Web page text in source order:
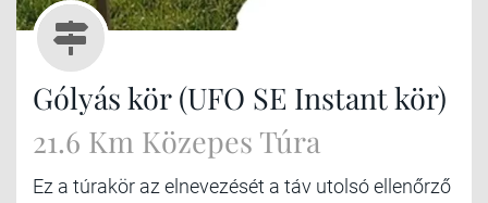
Gólyás kör (UFO SE Instant kör)
21.6 Km Közepes Túra
Ez a túrakör az elnevezését a táv utolsó ellenőrző